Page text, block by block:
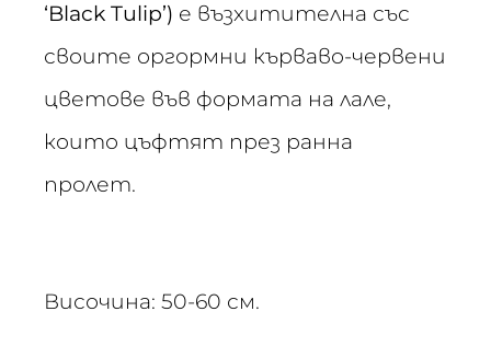
‘Black Tulip’) е възхитителна със
своите оргормни кърваво-червени
цветове във формата на лале,
които цъфтят през ранна
пролет.
Височина: 50-60 см.